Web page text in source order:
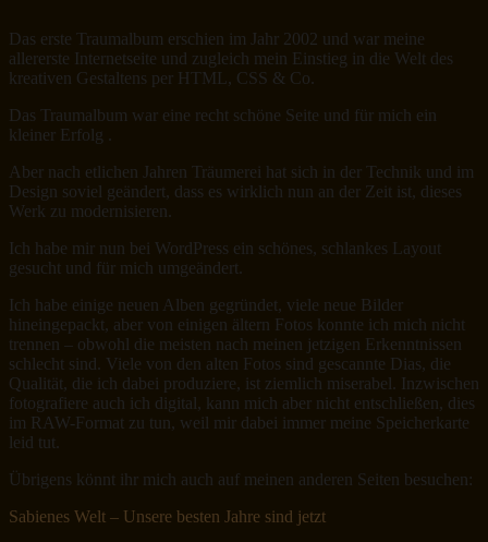
Das erste Traumalbum erschien im Jahr 2002 und war meine
allererste Internetseite und zugleich mein Einstieg in die Welt des
kreativen Gestaltens per HTML, CSS & Co.
Das Traumalbum war eine recht schöne Seite und für mich ein
kleiner Erfolg .
Aber nach etlichen Jahren Träumerei hat sich in der Technik und im
Design soviel geändert, dass es wirklich nun an der Zeit ist, dieses
Werk zu modernisieren.
Ich habe mir nun bei WordPress ein schönes, schlankes Layout
gesucht und für mich umgeändert.
Ich habe einige neuen Alben gegründet, viele neue Bilder
hineingepackt, aber von einigen ältern Fotos konnte ich mich nicht
trennen – obwohl die meisten nach meinen jetzigen Erkenntnissen
schlecht sind. Viele von den alten Fotos sind gescannte Dias, die
Qualität, die ich dabei produziere, ist ziemlich miserabel. Inzwischen
fotografiere auch ich digital, kann mich aber nicht entschließen, dies
im RAW-Format zu tun, weil mir dabei immer meine Speicherkarte
leid tut.
Übrigens könnt ihr mich auch auf meinen anderen Seiten besuchen:
Sabienes Welt – Unsere besten Jahre sind jetzt